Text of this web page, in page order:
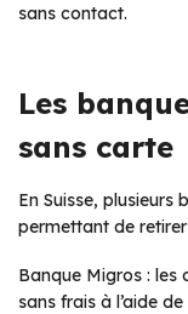
sans contact.
Les
sans carte
En Suisse, plusieurs
permettant de
Banque Migros : les
sans frais à l’aide